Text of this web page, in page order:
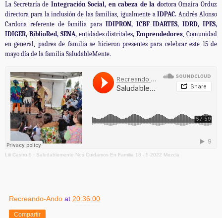
La Secretaría de Integración Social, en cabeza de la doctora Omaira Orduz
directora para la inclusión de las familias, igualmente aIDPAC.Andrés Alonso
Cardona referente de familia para IDIPRON, ICBF IDARTES, IDRD, IPES,
IDIGER, BiblioRed, SENA, entidades distritales, Emprendedores, Comunidad
en general, padres de familia se hicieron presentes para celebrar este 15 de
mayo día de la familia SaludableMente.
Lili Castro 5 · Saludablemente Nos Cuidamos En Familia 18 - 5-2022 Mezcla
Recreando-Ando at 20:36:00
Compartir